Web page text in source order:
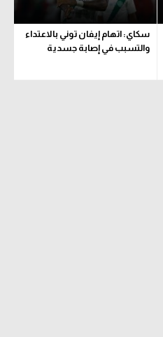
سكاي: اتهام إيفان توني بالاعتداء
والتسبب في إصابة جسدية